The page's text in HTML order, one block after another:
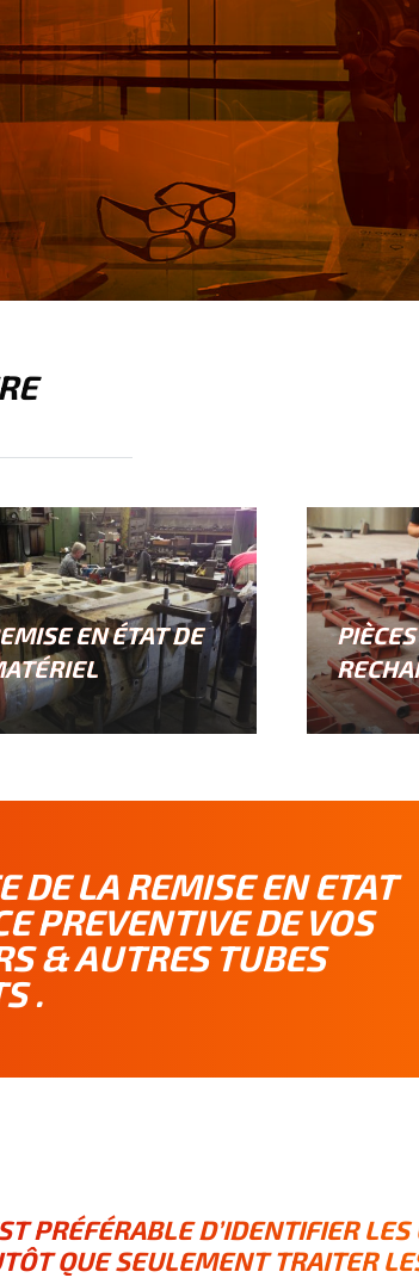
EN ÉTAT DE
DE LA REMISE EN ETAT
PREVENTIVE DE VOS
& AUTRES TUBES
.
PRÉFÉRABLE D’IDENTIFIER LES
QUE SEULEMENT TRAITER